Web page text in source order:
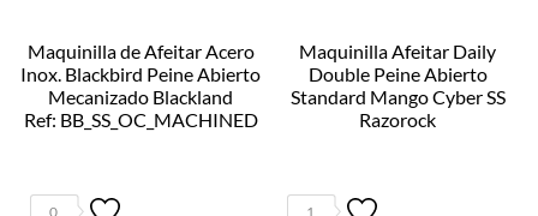
Maquinilla de Afeitar Acero
Inox. Blackbird Peine Abierto
Mecanizado Blackland
Ref: BB_SS_OC_MACHINED
Maquinilla Afeitar Daily
Double Peine Abierto
Standard Mango Cyber SS
Razorock
0 1